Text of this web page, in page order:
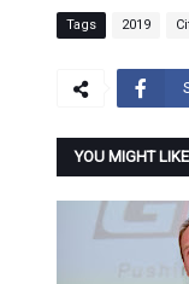
Tags 2019
YOU MIGHT LIKE